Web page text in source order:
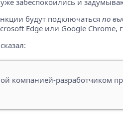
будут подключаться по
Edge или Google Chrome,
компанией-разработчиком